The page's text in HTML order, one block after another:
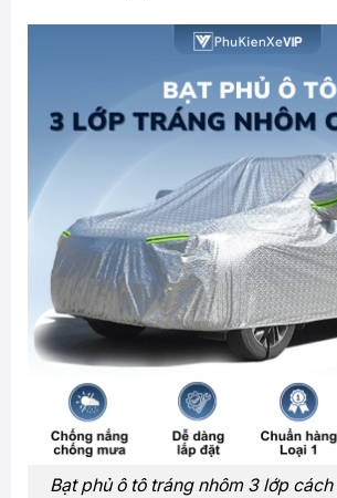
Bạt phủ ô tô tráng nhôm 3 lớp